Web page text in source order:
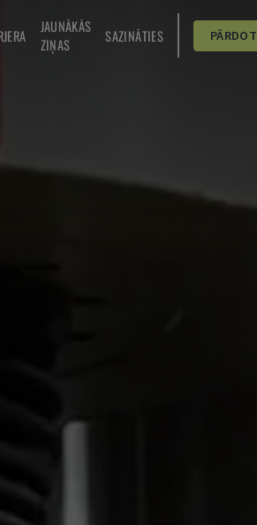
JAUNĀKĀS
ZIŅAS
SAZINĀTIES PĀRDOT